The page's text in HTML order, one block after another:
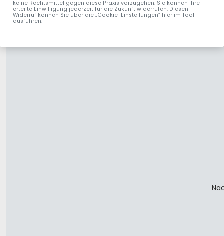
keine Rechtsmittel gegen diese Praxis vorzugehen. Sie können Ihre
erteilte Einwilligung jederzeit für die Zukunft widerrufen. Diesen
Widerruf können Sie über die „Cookie-Einstellungen“ hier im Tool
ausführen.